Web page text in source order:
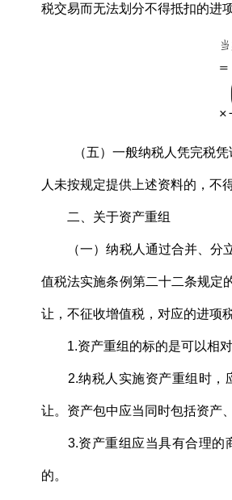
税交易而无法划分不得抵扣的进
（五）一般纳税人凭完税凭
人未按规定提供上述资料的，不
二、关于资产重组
（一）纳税人通过合并、分立
值税法实施条例第二十二条规定
让，不征收增值税，对应的进项
1.资产重组的标的是可以相
2.纳税人实施资产重组时，应
让。资产包中应当同时包括资产
3.资产重组应当具有合理的商
的。